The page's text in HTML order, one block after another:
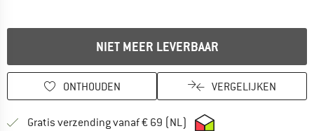
NIET MEER LEVERBAAR
ONTHOUDEN VERGELIJKEN
Gratis verzending vanaf € 69 (NL) Vind hier de